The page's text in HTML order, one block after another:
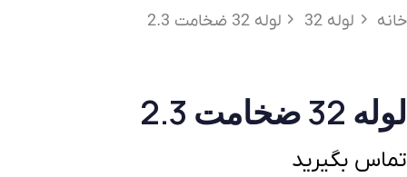
خانه لوله 32 لوله 32 ضخامت 2.3
لوله 32 ضخامت 2.3
تماس بگیرید